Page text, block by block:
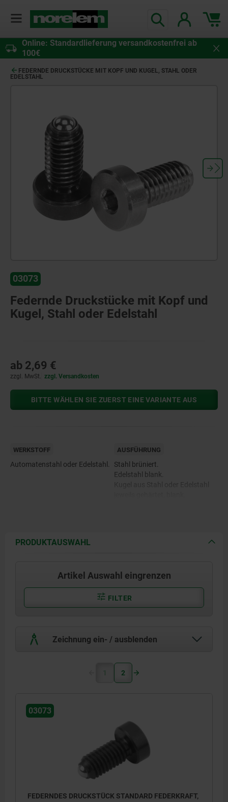
Online: Standardlieferung versandkostenfrei ab
100€
FEDERNDE DRUCKSTÜCKE MIT KOPF UND KUGEL, STAHL ODER
EDELSTAHL
03073
Federnde Druckstücke mit Kopf und
Kugel, Stahl oder Edelstahl
ab 2,69 €
zzgl. MwSt. zzgl. Versandkosten
BITTE WÄHLEN SIE ZUERST EINE VARIANTE AUS
WERKSTOFF
Automatenstahl oder Edelstahl.
AUSFÜHRUNG
Stahl brüniert.
Edelstahl blank.
PRODUKTAUSWAHL
Artikel Auswahl eingrenzen
FILTER
Zeichnung ein- / ausblenden
1 2
03073
FEDERNDES DRUCKSTÜCK STANDARD FEDERKRAFT,